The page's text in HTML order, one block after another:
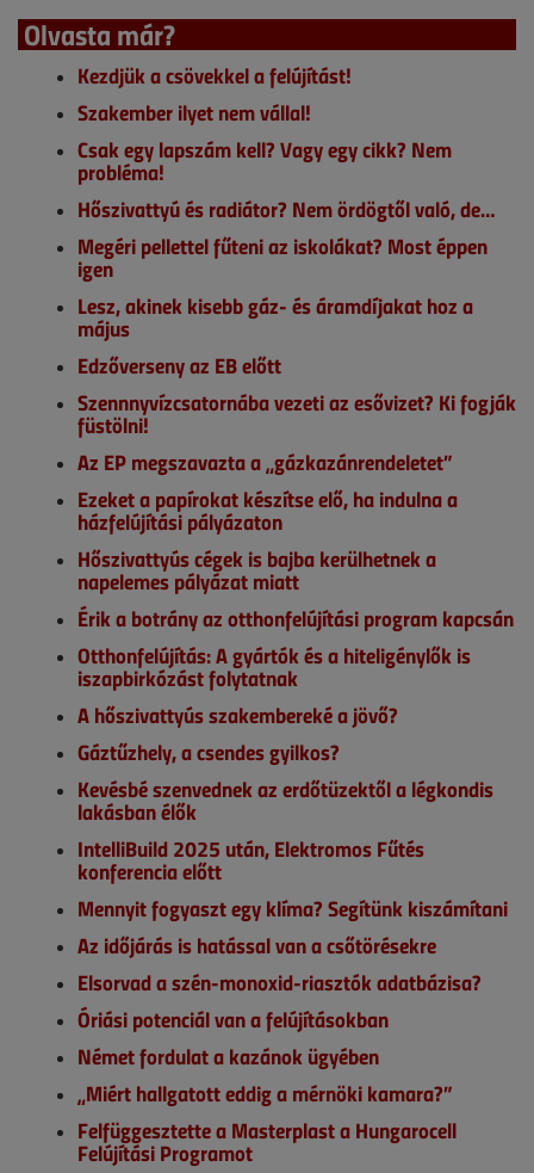
Olvasta már?
Kezdjük a csövekkel a felújítást!
Szakember ilyet nem vállal!
Csak egy lapszám kell? Vagy egy cikk? Nem
probléma!
Hőszivattyú és radiátor? Nem ördögtől való, de…
Megéri pellettel fűteni az iskolákat? Most éppen
igen
Lesz, akinek kisebb gáz- és áramdíjakat hoz a
május
Edzőverseny az EB előtt
Szennnyvízcsatornába vezeti az esővizet? Ki fogják
füstölni!
Az EP megszavazta a „gázkazánrendeletet”
Ezeket a papírokat készítse elő, ha indulna a
házfelújítási pályázaton
Hőszivattyús cégek is bajba kerülhetnek a
napelemes pályázat miatt
Érik a botrány az otthonfelújítási program kapcsán
Otthonfelújítás: A gyártók és a hiteligénylők is
iszapbirkózást folytatnak
A hőszivattyús szakembereké a jövő?
Gáztűzhely, a csendes gyilkos?
Kevésbé szenvednek az erdőtüzektől a légkondis
lakásban élők
IntelliBuild 2025 után, Elektromos Fűtés
konferencia előtt
Mennyit fogyaszt egy klíma? Segítünk kiszámítani
Az időjárás is hatással van a csőtörésekre
Elsorvad a szén-monoxid-riasztók adatbázisa?
Óriási potenciál van a felújításokban
Német fordulat a kazánok ügyében
„Miért hallgatott eddig a mérnöki kamara?”
Felfüggesztette a Masterplast a Hungarocell
Felújítási Programot